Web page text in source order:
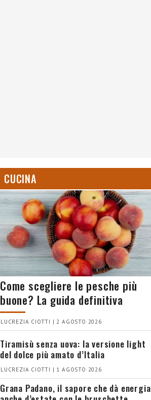
CUCINA
Come scegliere le pesche più
buone? La guida definitiva
LUCREZIA CIOTTI | 2 AGOSTO 2026
Tiramisù senza uova: la versione light
del dolce più amato d’Italia
LUCREZIA CIOTTI | 1 AGOSTO 2026
Grana Padano, il sapore che dà energia